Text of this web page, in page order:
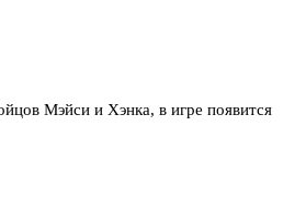
Мэйси и Хэнка, в игре появится